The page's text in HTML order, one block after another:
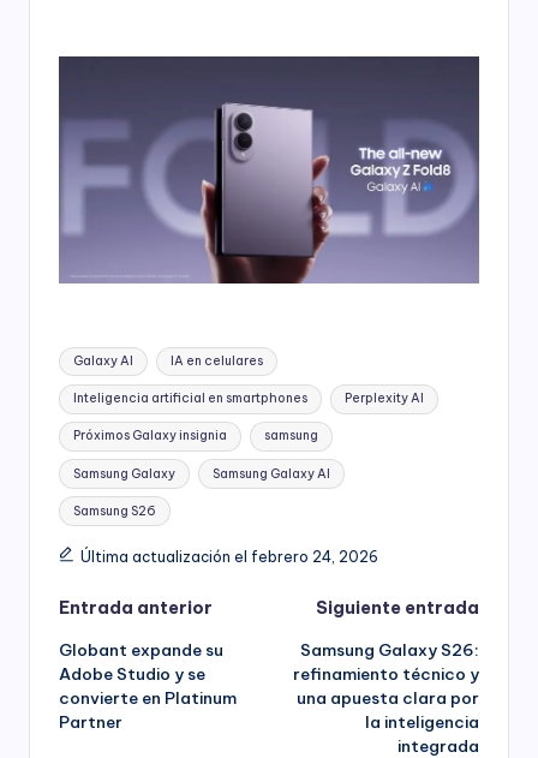
Etiquetas:
Galaxy AI IA en celulares
Inteligencia artificial en smartphones Perplexity AI
Próximos Galaxy insignia samsung
Samsung Galaxy Samsung Galaxy AI
Samsung S26
Última actualización el febrero 24, 2026
Navegación
de
entradas
Entrada anterior
Globant expande su
Adobe Studio y se
convierte en Platinum
Partner
Siguiente entrada
Samsung Galaxy S26:
refinamiento técnico y
una apuesta clara por
la inteligencia
integrada